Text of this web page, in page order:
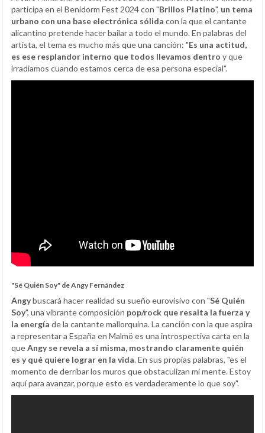
participa en el Benidorm Fest 2024 con "Brillos Platino", un tema
urbano con una base electrónica sólida con la que el cantante
alicantino pretende hacer bailar a todo el mundo. En palabras del
artista, el tema es mucho más que una canción: "Es una actitud,
es ese resplandor interno que todos llevamos dentro y que
irradiamos cuando estamos cerca de esa persona especial".
"Sé Quién Soy" de Angy Fernández
Angybuscará hacer realidad su sueño eurovisivo con "Sé Quién
Soy", una vibrante composición pop/rock que resalta la fuerza y
la energía de la cantante mallorquina. La canción con la que aspira
a representar a España en Malmö es una introspectiva carta en la
queAngy se revela a sí misma, mostrando claramente quién
es y qué quiere lograr en la vida. En sus propias palabras, "es el
momento de derribar los muros que obstaculizan mi mente. Estoy
aquí para avanzar, porque esto es verdaderamente lo que soy".